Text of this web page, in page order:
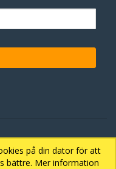
på din dator för att
bättre. Mer information